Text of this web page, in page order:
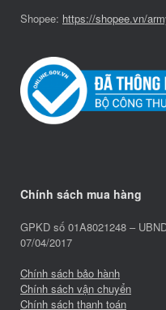
Shopee: https://shopee.vn/
Chính sách mua hàng
GPKD số 01A8021248 –
07/04/2017
Chính sách bảo hành
Chính sách vận chuyển
Chính sách thanh toán